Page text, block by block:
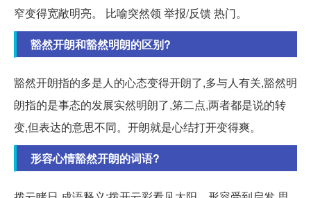
窄变得宽敞明亮。 比喻突然领 举报/反馈 热门。
豁然开朗和豁然明朗的区别?
豁然开朗指的多是人的心态变得开朗了,多与人有关,豁然明
朗指的是事态的发展实然明朗了,笫二点,两者都是说的转
变,但表达的意思不同。开朗就是心结打开变得爽。
形容心情豁然开朗的词语?